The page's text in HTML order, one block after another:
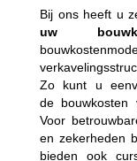
Bij ons heeft u
uw
Zo kunt u
de bouwkosten
Voor
en zekerheden
bieden ook